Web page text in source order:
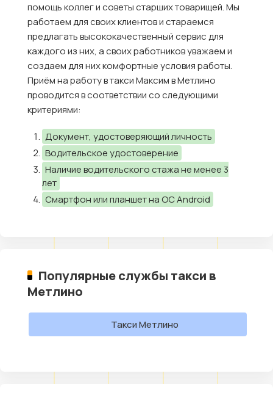
помощь коллег и советы старших товарищей. Мы
работаем для своих клиентов и стараемся
предлагать высококачественный сервис для
каждого из них, а своих работников уважаем и
создаем для них комфортные условия работы.
Приём на работу в такси Максим в Метлино
проводится в соответствии со следующими
критериями:
Документ, удостоверяющий личность
Водительское удостоверение
Наличие водительского стажа не менее 3
лет
Смартфон или планшет на ОС Android
Популярные службы такси в
Метлино
Такси Метлино